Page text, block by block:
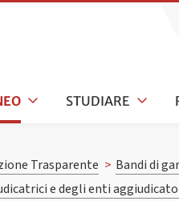
STUDIARE
Trasparente > Bandi di
e degli enti